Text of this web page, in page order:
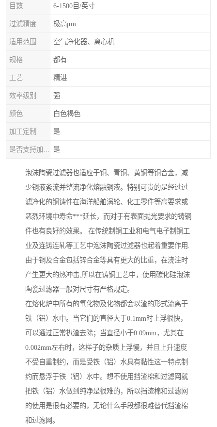
目数 6-1500目/英寸
过滤精度 极高μm
适用范围 空气净化器、离心机
规格 都有
工艺 精湛
效率级别 强
颜色 白色褐色
加工定制 是
是
泡沫陶瓷过滤器也适应于铜、青铜、黄铜等铜合金，减
少铜液紊流并整流净化熔融铜液。特别可贵的是经过过
滤净化的铜铸件在海洋船舶涡轮、化工零件等高要求或
恶烈环境中寿命***延长，而对于有表面抛光要求的铸铜
件也有良好的效果。 在传统制铜工业和电气电子制铜工
业及连铸连轧等工艺中泡沫陶瓷过滤器也起着重要作用.
由于铜及合金包括锌合金等具有更大的比重，在浇注时
产生更大的热冲击,所以在铸铜工艺中，使用碳化硅泡沫
陶瓷过滤器一般对尺寸有严格规定。
在熔化炉中所有的氧化物及化物都会以渣的形式流离于
铁（铝）水中。当它们的直径大于0.1mm时上浮很快，
可以通过正常扒渣去除；当直径小于0.09mm，尤其在
0.002mm左右时，这样子的杂质上浮慢，并且上升速度
不受自重制约，而是受铁（铝）水具有黏性这一特点制
约而悬浮于铁（铝）水中。想不使用挡渣棉和过滤网就
把铁（铝）水做到纯净是很难的，所以挡渣棉和过滤网
的使用是很有必要的，无论什么手段都很难替代挡渣棉
和过滤网。